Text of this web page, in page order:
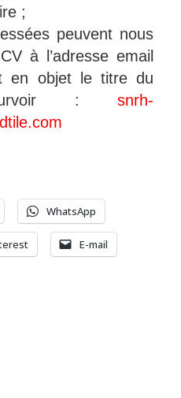
;
peuvent nous
à l’adresse email
en objet le titre du
: snrh-
WhatsApp
E-mail